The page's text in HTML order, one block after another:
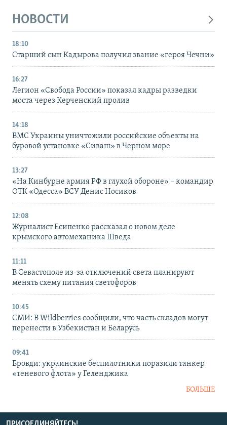
НОВОСТИ
18:10
Старший сын Кадырова получил звание «героя Чечни»
16:27
Легион «Свобода России» показал кадры разведки
моста через Керченский пролив
14:18
ВМС Украины уничтожили российские объекты на
буровой установке «Сиваш» в Черном море
13:27
«На Кинбурне армия РФ в глухой обороне» – командир
ОТК «Одесса» ВСУ Денис Носиков
12:08
Журналист Есипенко рассказал о новом деле
крымского автомеханика Шведа
11:11
В Севастополе из-за отключений света планируют
менять схему питания светофоров
10:45
СМИ: В Wildberries сообщили, что часть складов могут
перенести в Узбекистан и Беларусь
09:41
Бровди: украинские беспилотники поразили танкер
«теневого флота» у Геленджика
БОЛЬШЕ